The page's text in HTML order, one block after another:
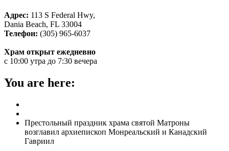
Адрес: 113 S Federal Hwy,
Dania Beach, FL 33004
Телефон: (305) 965-6037
Храм открыт ежедневно
с 10:00 утра до 7:30 вечера
You are here:
Престольный праздник храма святой Матроны
возглавил архиепископ Монреальский и Канадский
Гавриил